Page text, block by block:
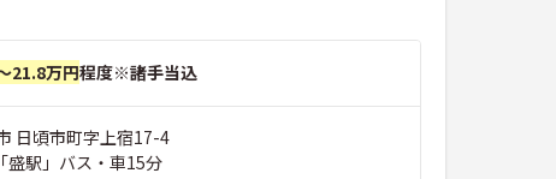
21.8万円程度※諸手当込
日頃市町字上宿17-4
盛駅」バス・車15分